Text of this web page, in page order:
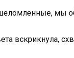
мы
вскрикнула,